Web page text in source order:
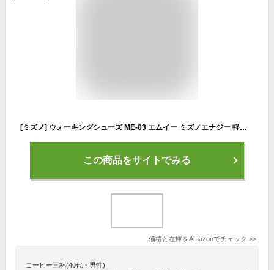
[ミズノ] ウォーキングシューズ ME-03 エムイー ミズノエナジー 軽量 幅広 カジュアル ブラック 27.5 cm 3E
この商品をサイトでみる
価格と在庫をAmazonでチェック >>
コーヒー三杯(40代・男性)